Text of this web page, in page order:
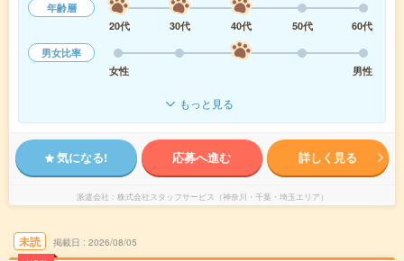
年齢層
20代
30代 40代 50代
60代
男女比率
女性
男性
もっと見る
気になる! 応募へ進む 詳しく見る
派遣会社 株式会社スタッフサービス（神奈川・千葉・埼玉エリア）
未読 掲載日 2026/08/05